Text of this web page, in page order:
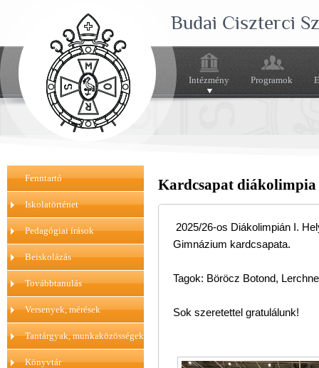
Budai Ciszterci
Intézmény Programok
Fenntartó
Iskolatörténet
Pedagógiai írások
Beiskolázás
Továbbtanulás
Versenyek, mérések
Tantárgyak, munkaközösségek
Könyvtár
Kardcsapat diákolimpia
2025/26-os Diákolimpián I.
Gimnázium kardcsapata.
Tagok: Böröcz Botond,
Sok szeretettel gratulálunk!